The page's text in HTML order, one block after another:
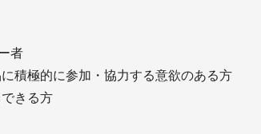
者
積極的に参加・協力する意欲のある方
きる方